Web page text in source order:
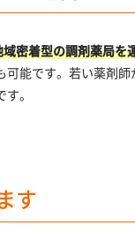
域密着型の調剤薬局を
能です。若い薬剤師
す。
す